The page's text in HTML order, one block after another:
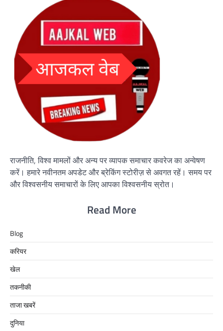
राजनीति, विश्व मामलों और अन्य पर व्यापक समाचार कवरेज का अन्वेषण
करें। हमारे नवीनतम अपडेट और ब्रेकिंग स्टोरीज़ से अवगत रहें। समय पर
और विश्वसनीय समाचारों के लिए आपका विश्वसनीय स्रोत।
Read More
Blog
करियर
खेल
तकनीकी
ताजा खबरें
दुनिया